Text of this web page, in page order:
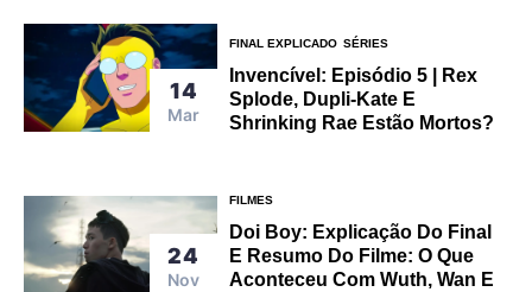
14
Mar
FINAL EXPLICADO SÉRIES
Invencível: Episódio 5 | Rex
Splode, Dupli-Kate E
Shrinking Rae Estão Mortos?
24
Nov
FILMES
Doi Boy: Explicação Do Final
E Resumo Do Filme: O Que
Aconteceu Com Wuth, Wan E